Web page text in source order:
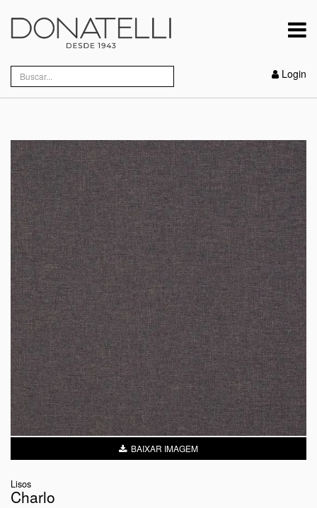
Login
BAIXAR IMAGEM
Lisos
Charlo